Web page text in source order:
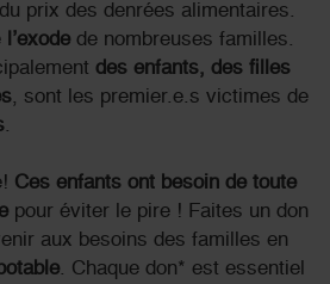
prix des denrées alimentaires.
l’exode de nombreuses familles.
des enfants, des filles
, sont les premier.e.s victimes de
.
Ces enfants ont besoin de toute
pour éviter le pire ! Faites un don
aux besoins des familles en
. Chaque don* est essentiel